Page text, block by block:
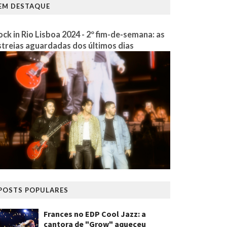
DESTAQUE
in Rio Lisboa 2024 - 2º fim-de-semana: as
aguardadas dos últimos dias
POPULARES
Frances no EDP Cool Jazz: a
cantora de "Grow" aqueceu